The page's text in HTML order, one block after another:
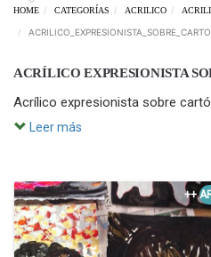
Previous
HOME CATEGORÍAS ACRILICO
ACRÍLICO EXPRESIONISTA
Acrílico expresionista sobre
Leer más